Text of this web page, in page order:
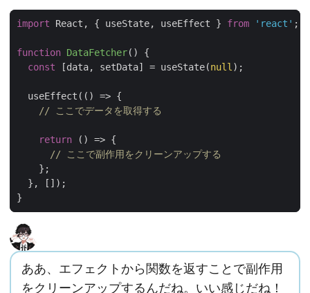
import React , { useState, useEffect } from 'react' ;
function DataFetcher( )
{
const
[data, setData] = useState(null );
useEffect ( () => {
// ここでデータを取得する
return () => {
// ここで副作用をクリーンアップする
};
},
[]);
}
ああ、エフェクトから関数を返すことで副作用
をクリーンアップするんだね。いい感じだね！